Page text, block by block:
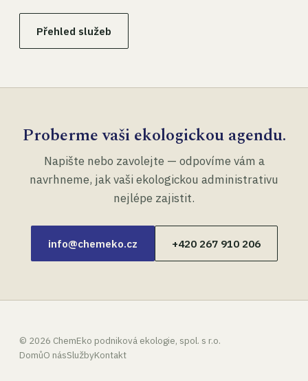
Přehled služeb
Proberme vaši ekologickou agendu.
Napište nebo zavolejte — odpovíme vám a
navrhneme, jak vaši ekologickou administrativu
nejlépe zajistit.
info@chemeko.cz +420 267 910 206
© 2026 ChemEko podniková ekologie, spol. s r.o.
DomůO násSlužbyKontakt